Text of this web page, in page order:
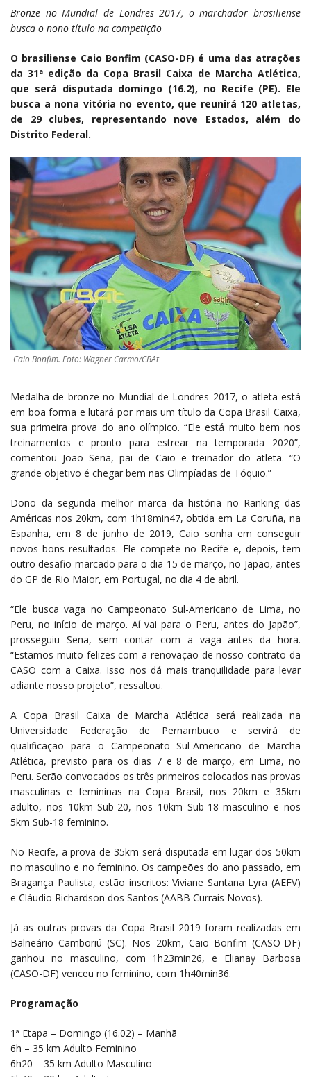
Bronze no Mundial de Londres 2017, o marchador brasiliense
busca o nono título na competição
O brasiliense Caio Bonfim (CASO-DF) é uma das atrações
da 31ª edição da Copa Brasil Caixa de Marcha Atlética,
que será disputada domingo (16.2), no Recife (PE). Ele
busca a nona vitória no evento, que reunirá 120 atletas,
de 29 clubes, representando nove Estados, além do
Distrito Federal.
Caio Bonfim. Foto: Wagner Carmo/CBAt
Medalha de bronze no Mundial de Londres 2017, o atleta está
em boa forma e lutará por mais um título da Copa Brasil Caixa,
sua primeira prova do ano olímpico. “Ele está muito bem nos
treinamentos e pronto para estrear na temporada 2020”,
comentou João Sena, pai de Caio e treinador do atleta. “O
grande objetivo é chegar bem nas Olimpíadas de Tóquio.”
Dono da segunda melhor marca da história no Ranking das
Américas nos 20km, com 1h18min47, obtida em La Coruña, na
Espanha, em 8 de junho de 2019, Caio sonha em conseguir
novos bons resultados. Ele compete no Recife e, depois, tem
outro desafio marcado para o dia 15 de março, no Japão, antes
do GP de Rio Maior, em Portugal, no dia 4 de abril.
“Ele busca vaga no Campeonato Sul-Americano de Lima, no
Peru, no início de março. Aí vai para o Peru, antes do Japão”,
prosseguiu Sena, sem contar com a vaga antes da hora.
“Estamos muito felizes com a renovação de nosso contrato da
CASO com a Caixa. Isso nos dá mais tranquilidade para levar
adiante nosso projeto”, ressaltou.
A Copa Brasil Caixa de Marcha Atlética será realizada na
Universidade Federação de Pernambuco e servirá de
qualificação para o Campeonato Sul-Americano de Marcha
Atlética, previsto para os dias 7 e 8 de março, em Lima, no
Peru. Serão convocados os três primeiros colocados nas provas
masculinas e femininas na Copa Brasil, nos 20km e 35km
adulto, nos 10km Sub-20, nos 10km Sub-18 masculino e nos
5km Sub-18 feminino.
No Recife, a prova de 35km será disputada em lugar dos 50km
no masculino e no feminino. Os campeões do ano passado, em
Bragança Paulista, estão inscritos: Viviane Santana Lyra (AEFV)
e Cláudio Richardson dos Santos (AABB Currais Novos).
Já as outras provas da Copa Brasil 2019 foram realizadas em
Balneário Camboriú (SC). Nos 20km, Caio Bonfim (CASO-DF)
ganhou no masculino, com 1h23min26, e Elianay Barbosa
(CASO-DF) venceu no feminino, com 1h40min36.
Programação
1ª Etapa – Domingo (16.02) – Manhã
6h – 35 km Adulto Feminino
6h20 – 35 km Adulto Masculino